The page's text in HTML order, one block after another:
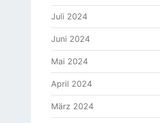
Juli 2024
Juni 2024
Mai 2024
April 2024
März 2024